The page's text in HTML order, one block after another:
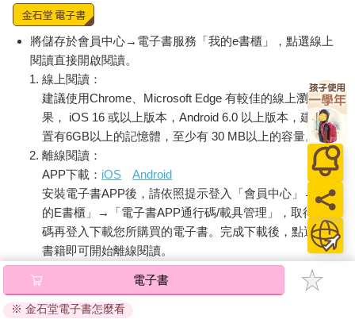
【教育真心話】
確實，學生不僅是受教育者，更是法律上的權利主體，他們的隱
私權與個人資料保護應受到應有的保障。許多教師公開成績，其
實是出於希望透過比較來砥礪學生、促進學習進度的初心。然
而，即使出發點良善，若未妥善處理，仍可能侵犯學生的隱私
權。雖然教育現場確實存在教師負擔繁重、難以獨自完成所有行
政工作的現實困境，但這並不表示長期以來習慣的做法就一定是
適法或合宜的。錯誤的行為即便經年累月，仍然無法成為正確或
合規之舉。因此，若教師在公開成績前，能夠先行徵得學生同
意，並讓他們充分了解成績資料將如何被使用，這才是較為妥善
且合法的做法。
在實務操作上，可以尋找折衷方案來兼顧便捷性與學生權益。例
如，在公開念出成績時，先詢問學生是否願意被點名，讓不願公
開的學生有選擇權。再者，過往許多學校會以紙本方式發送成績
總表供學生確認，但這可能導致其他學生無意間得知彼此成績，
侵害個人隱私。為解決此問題，部分學校已改為讓學生透過線上
將儲存於會員中心→電子書服務「我的e書櫃」，點選線上
閱讀直接開啟閱讀。
線上閱讀：
建議使用Chrome、Microsoft Edge 有較佳的線上瀏覽效
果， iOS 16 或以上版本，Android 6.0 以上版本，建議裝
置有6GB以上的記憶體，至少有 30 MB以上的容量。
離線閱讀：
APP下載： iOS
Android
安裝電子書APP後，請依照提示登入「會員中心」→「我
的E書櫃」→「電子書APP通行碼/載具管理」，取得通行
碼再登入下載您所購買的電子書。完成下載後，點選任一
書籍即可開始離線閱讀。
請至會員中心→電子書服務「我的e書櫃」領取複製『兌換
電子書
※ 金石堂電子書怎麼看